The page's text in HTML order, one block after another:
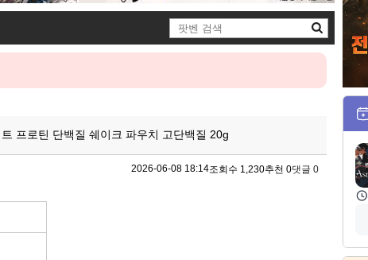
검
색
프로틴 단백질 쉐이크 파우치 고단백질 20g
2026-06-08 18:14조회수 1,230추천 0댓글 0